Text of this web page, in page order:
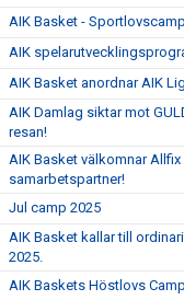
AIK Basket -
AIK
AIK Basket anordnar AIK
AIK Damlag siktar mot
resan!
AIK Basket välkomnar
samarbetspartner!
Jul camp 2025
AIK Basket kallar till
2025.
AIK Baskets Höstlovs